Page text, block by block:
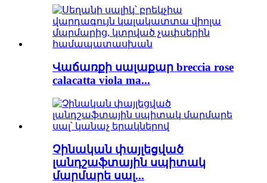
Վաճառքի սալաքար breccia rose
calacatta viola ma...
Չինական փայլեցված
լանդշաֆտային սպիտակ
մարմարե սալ...